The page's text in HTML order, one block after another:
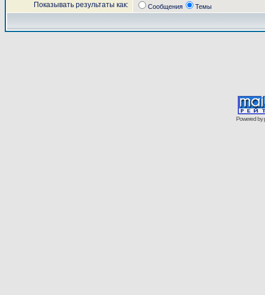
Показывать результаты как: Сообщения Темы
Powered by